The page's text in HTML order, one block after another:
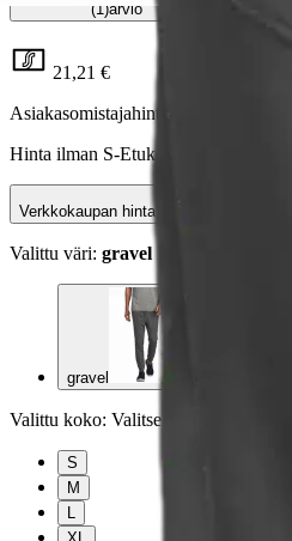
(1)arvio
21,21 €
Asiakasomistajahinta
Hinta ilman S-Etukorttia:
Verkkokaupan hinta
Valittu väri: gravel
gravel
Valittu koko: Valitse koko
S
M
L